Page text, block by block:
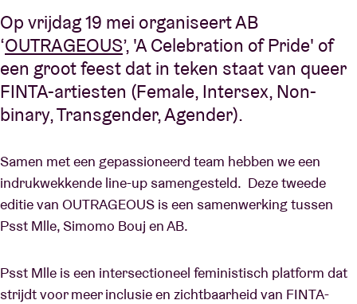
Contact
Op vrijdag 19 mei organiseert AB
‘OUTRAGEOUS’, 'A Celebration of Pride' of
een groot feest dat in teken staat van queer
FINTA-artiesten (Female, Intersex, Non-
binary, Transgender, Agender).
Samen met een gepassioneerd team hebben we een
indrukwekkende line-up samengesteld. Deze tweede
editie van OUTRAGEOUS is een samenwerking tussen
Psst Mlle, Simomo Bouj en AB.
Psst Mlle is een intersectioneel feministisch platform dat
strijdt voor meer inclusie en zichtbaarheid van FINTA-